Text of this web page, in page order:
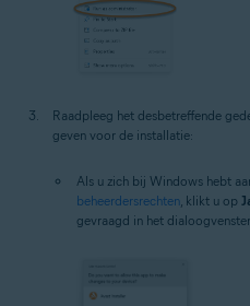
Raadpleeg het desbetreffende
geven voor de installatie:
Als u zich bij Windows hebt
beheerdersrechten , klikt u op
gevraagd in het dialoogvenster